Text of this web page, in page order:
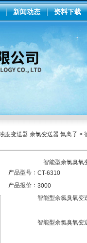
新闻动态 资料下载
度变送器 余氯变送器 氟离子 >
智能型余氯臭氧
产品型号： CT-6310
产品报价： 3000
智能型余氯臭氧变
智能型余氯臭氧变